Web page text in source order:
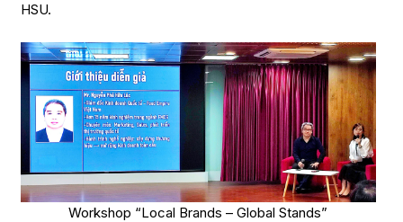
HSU.
Workshop “Local Brands – Global Stands”